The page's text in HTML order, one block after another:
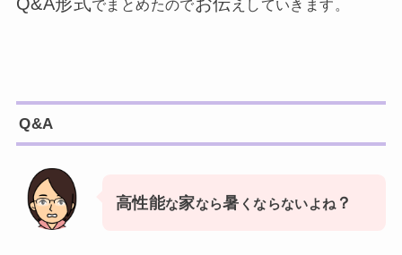
でまとめたので えしていきます。
Q&A
高性能な家なら暑 くならないよね ？